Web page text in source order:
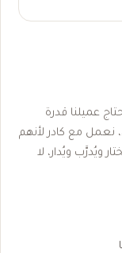
عميلنا قدرة
نعمل مع كادر لأنهم
ويُدرَّب ويُدار، لا